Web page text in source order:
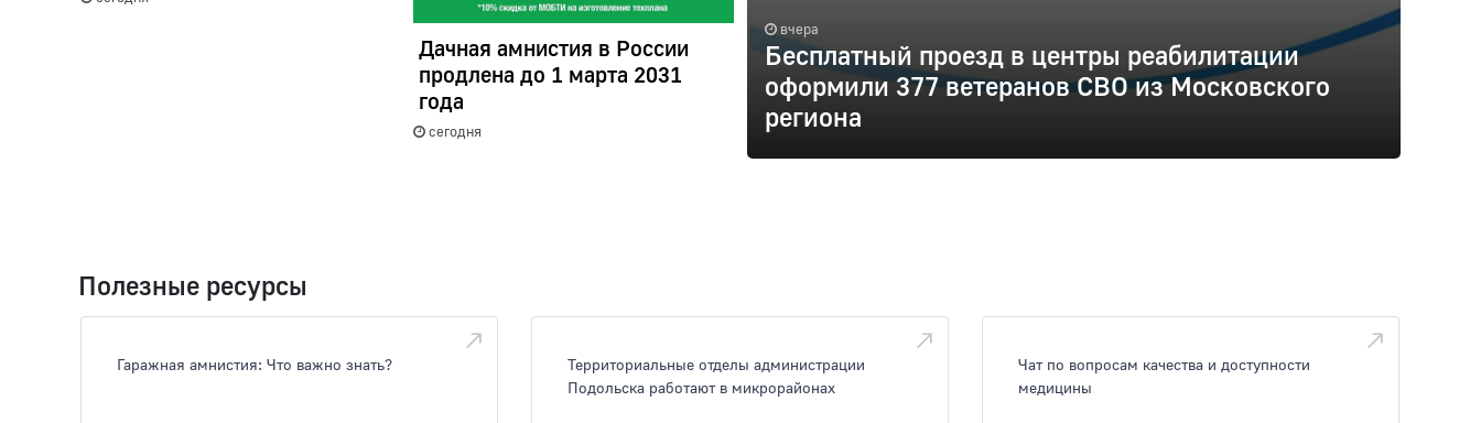
Дачная амнистия в России
продлена до 1 марта 2031
года
сегодня
вчера
Бесплатный проезд в центры реабилитации
оформили 377 ветеранов СВО из Московского
региона
Полезные ресурсы
Гаражная амнистия: Что важно знать?
Территориальные отделы администрации
Подольска работают в микрорайонах
Чат по вопросам качества и доступности
медицины